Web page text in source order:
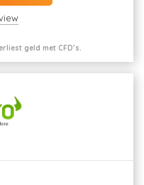
geld met CFD’s.